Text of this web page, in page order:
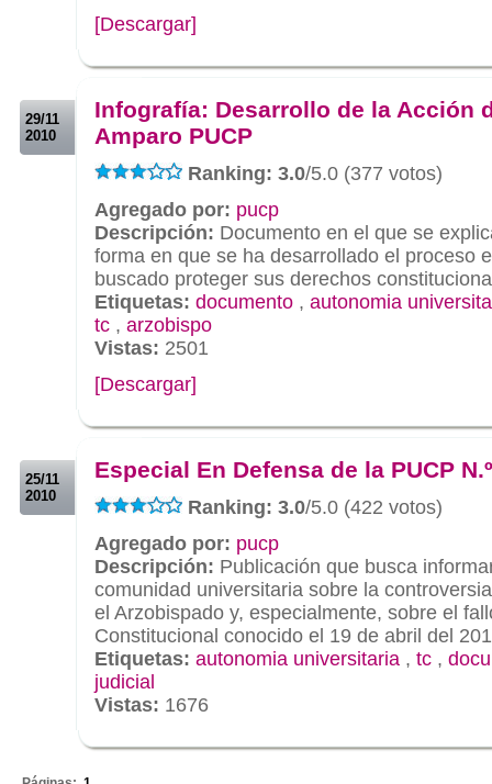
[Descargar]
29/11
2010
Infografía: Desarrollo de la Acción
Amparo PUCP
Ranking: 3.0/5.0 (377 votos)
Agregado por: pucp
Descripción: Documento en el que se
forma en que se ha desarrollado el proceso
buscado proteger sus derechos
Etiquetas: documento , autonomia
tc , arzobispo
Vistas: 2501
[Descargar]
25/11
2010
Especial En Defensa de la PUCP
Ranking: 3.0/5.0 (422 votos)
Agregado por: pucp
Descripción: Publicación que busca
comunidad universitaria sobre la
el Arzobispado y, especialmente, sobre el
Constitucional conocido el 19 de abril del
Etiquetas: autonomia universitaria , tc ,
judicial
Vistas: 1676